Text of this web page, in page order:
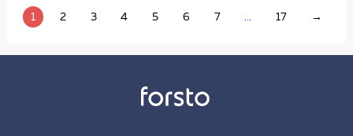
1 2 3 4 5 6 7 ... 17 →